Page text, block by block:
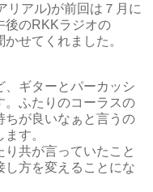
リアル)が前回は７月に
後のRKKラジオの
せてくれました。
、ギターとパーカッシ
。ふたりのコーラスの
ちが良いなぁと言うの
す。
共が言っていたこと
し方を変えることにな